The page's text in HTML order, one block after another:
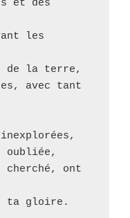
et des
les
de la terre,
avec tant
oubliée,
ont
ta gloire.